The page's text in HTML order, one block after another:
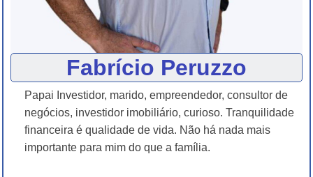
Fabrício Peruzzo
Papai Investidor, marido, empreendedor, consultor de
negócios, investidor imobiliário, curioso. Tranquilidade
financeira é qualidade de vida. Não há nada mais
importante para mim do que a família.